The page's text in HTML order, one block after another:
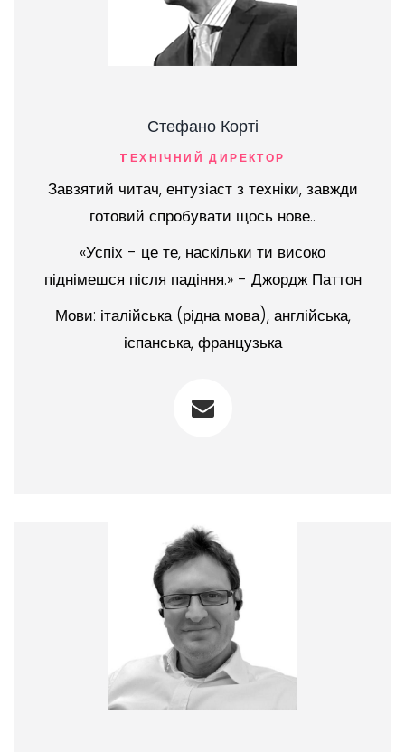
Стефано Корті
TЕХНІЧНИЙ ДИРЕКТОР
Завзятий читач, ентузіаст з техніки, завжди
готовий спробувати щось нове..
«Успіх - це те, наскільки ти високо
піднімешся після падіння.» - Джордж Паттон
Мови: італійська (рідна мова), англійська,
іспанська, французька